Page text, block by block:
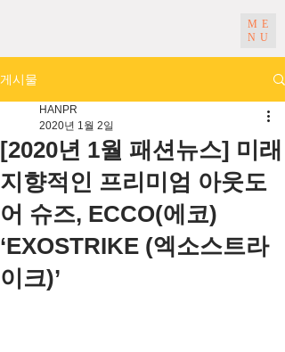
ME
NU
게시물
[2020년 1월 패션뉴스] 미래
지향적인 프리미엄 아웃도
어 슈즈, ECCO(에코)
‘EXOSTRIKE (엑소스트라
이크)’
HANPR
2020년 1월 2일